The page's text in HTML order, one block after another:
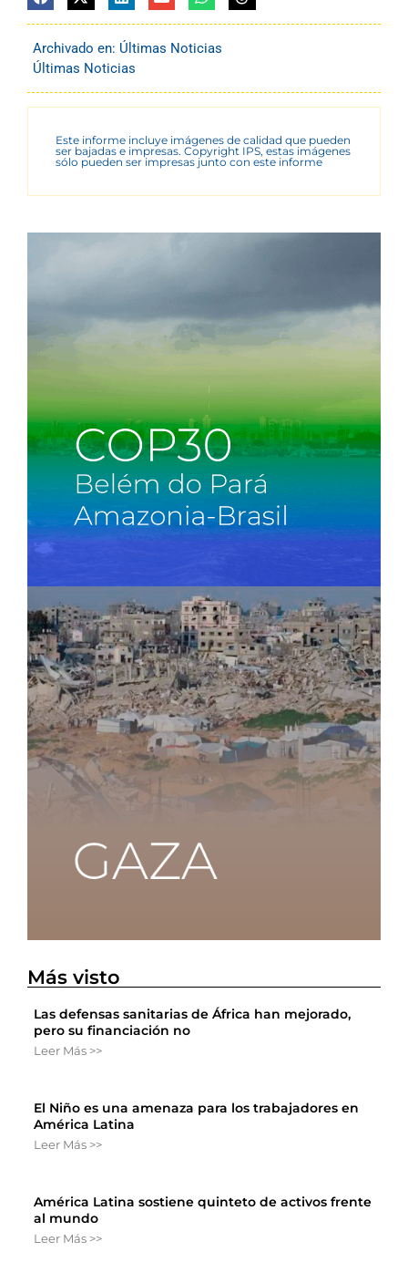
Archivado en: Últimas Noticias
Últimas Noticias
Este informe incluye imágenes de calidad que pueden
ser bajadas e impresas. Copyright IPS, estas imágenes
sólo pueden ser impresas junto con este informe
Más visto
Las defensas sanitarias de África han mejorado,
pero su financiación no
Leer Más >>
El Niño es una amenaza para los trabajadores en
América Latina
Leer Más >>
América Latina sostiene quinteto de activos frente
al mundo
Leer Más >>